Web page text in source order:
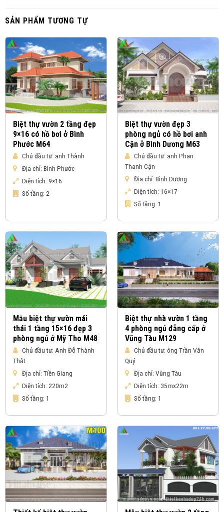
SẢN PHẨM TƯƠNG TỰ
Biệt thự vườn 2 tầng đẹp
9×16 có hồ bơi ở Bình
Phước M64
Chủ đầu tư: anh Thành
Địa chỉ: Bình Phước
Diện tích: 9×16
Số tầng: 2
Biệt thự vườn đẹp 3
phòng ngủ có hồ bơi anh
Cận ở Bình Dương M63
Chủ đầu tư: anh Phan
Thanh Cận
Địa chỉ: Bình Dương
Diện tích: 16×17
Số tầng: 1
Mẫu biệt thự vườn mái
thái 1 tầng 15×16 đẹp 3
phòng ngủ ở Mỹ Tho M48
Chủ đầu tư: Anh Đỗ Thành
Thật
Địa chỉ: Tiền Giang
Diện tích: 220m2
Số tầng: 1
Biệt thự nhà vườn 1 tầng
4 phòng ngủ đẳng cấp ở
Vũng Tàu M129
Chủ đầu tư: ông Trần Văn
Quý
Địa chỉ: Vũng Tàu
Diện tích: 35mx22m
Số tầng: 1